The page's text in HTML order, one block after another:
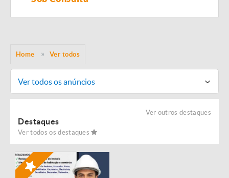
Home Ver todos
Ver todos os anúncios
Ver outros destaques
Destaques
Ver todos os destaques